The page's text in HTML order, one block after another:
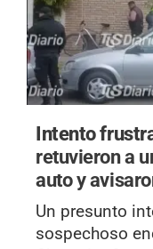
Intento
retuvieron a
auto y
Un presunto
sospechoso